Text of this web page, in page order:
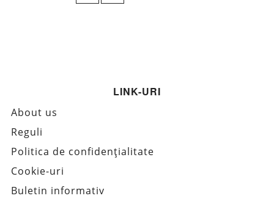
LINK-URI
About us
Reguli
Politica de confidențialitate
Cookie-uri
Buletin informativ